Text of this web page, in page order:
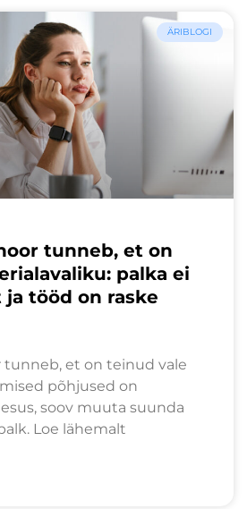
ÄRIBLOGI
tunneb, et on
palka ei
ja tööd on raske
tunneb, et on teinud vale
põhjused on
soov muuta suunda
Loe lähemalt